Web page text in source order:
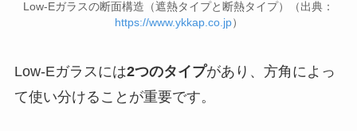
Low-Eガラスの断面構造（遮熱タイプと断熱タイプ）（出典：
https://www.ykkap.co.jp）
Low-Eガラスには2つのタイプがあり、方角によっ
て使い分けることが重要です。